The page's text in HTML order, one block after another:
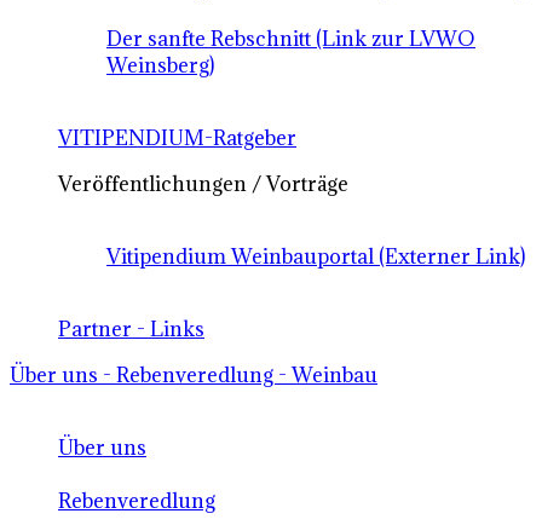
Der sanfte Rebschnitt (Link zur LVWO
Weinsberg)
VITIPENDIUM-Ratgeber
Veröffentlichungen / Vorträge
Vitipendium Weinbauportal (Externer Link)
Partner - Links
Über uns - Rebenveredlung - Weinbau
Über uns
Rebenveredlung